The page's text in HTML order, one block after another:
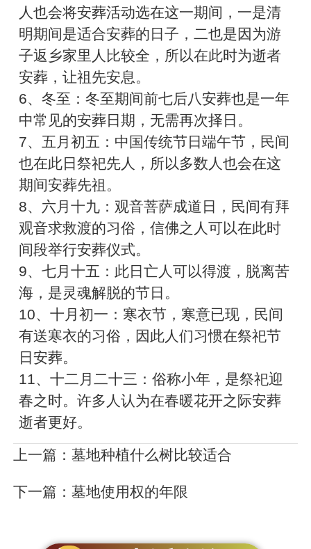
人也会将安葬活动选在这一期间，一是清
明期间是适合安葬的日子，二也是因为游
子返乡家里人比较全，所以在此时为逝者
安葬，让祖先安息。
6、冬至：冬至期间前七后八安葬也是一年
中常见的安葬日期，无需再次择日。
7、五月初五：中国传统节日端午节，民间
也在此日祭祀先人，所以多数人也会在这
期间安葬先祖。
8、六月十九：观音菩萨成道日，民间有拜
观音求救渡的习俗，信佛之人可以在此时
间段举行安葬仪式。
9、七月十五：此日亡人可以得渡，脱离苦
海，是灵魂解脱的节日。
10、十月初一：寒衣节，寒意已现，民间
有送寒衣的习俗，因此人们习惯在祭祀节
日安葬。
11、十二月二十三：俗称小年，是祭祀迎
春之时。许多人认为在春暖花开之际安葬
逝者更好。
上一篇：墓地种植什么树比较适合
下一篇：墓地使用权的年限